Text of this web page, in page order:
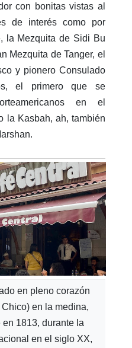
con bonitas vistas al
de interés como por
la Mezquita de Sidi Bu
Mezquita de Tanger, el
y pionero Consulado
el primero que se
en el
la Kasbah, ah, también
en pleno corazón
en la medina,
1813, durante la
en el siglo XX,